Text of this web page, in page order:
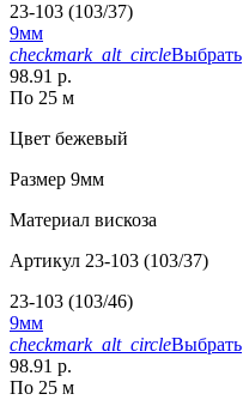
23-103 (103/37)
9мм
checkmark_alt_circleВыбрать
98.91 р.
По 25 м
Цвет бежевый
Размер 9мм
Материал вискоза
Артикул 23-103 (103/37)
23-103 (103/46)
9мм
checkmark_alt_circleВыбрать
98.91 р.
По 25 м